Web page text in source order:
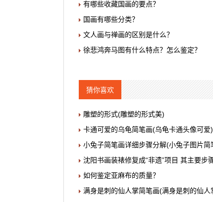
有哪些收藏国画的要点？
国画有哪些分类？
文人画与禅画的区别是什么？
徐悲鸿奔马图有什么特点？怎么鉴定？
猜你喜欢
雕塑的形式(雕塑的形式美)
卡通可爱的乌龟简笔画(乌龟卡通头像可爱)
小兔子简笔画详细步骤分解(小兔子图片简
沈阳书画装裱修复成“非遗”项目 其主要步
如何鉴定亚麻布的质量？
满身是刺的仙人掌简笔画(满身是刺的仙人